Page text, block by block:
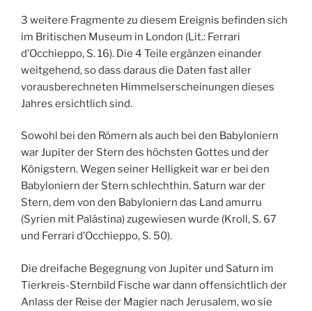
3 weitere Fragmente zu diesem Ereignis befinden sich
im Britischen Museum in London (Lit.: Ferrari
d’Occhieppo, S. 16). Die 4 Teile ergänzen einander
weitgehend, so dass daraus die Daten fast aller
vorausberechneten Himmelserscheinungen dieses
Jahres ersichtlich sind.
Sowohl bei den Römern als auch bei den Babyloniern
war Jupiter der Stern des höchsten Gottes und der
Königstern. Wegen seiner Helligkeit war er bei den
Babyloniern der Stern schlechthin. Saturn war der
Stern, dem von den Babyloniern das Land amurru
(Syrien mit Palästina) zugewiesen wurde (Kroll, S. 67
und Ferrari d’Occhieppo, S. 50).
Die dreifache Begegnung von Jupiter und Saturn im
Tierkreis-Sternbild Fische war dann offensichtlich der
Anlass der Reise der Magier nach Jerusalem, wo sie